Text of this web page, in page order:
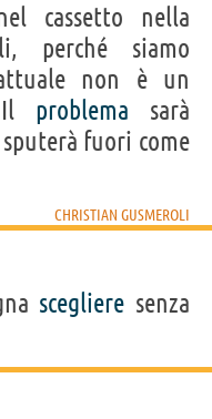
cassetto nella
perché siamo
non è un
Il problema sarà
fuori come
CHRISTIAN GUSMEROLI
scegliere senza